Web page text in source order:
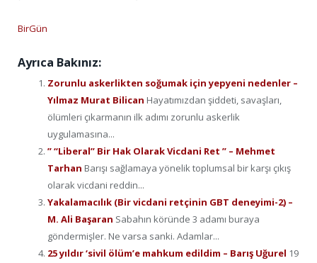
BirGün
Ayrıca Bakınız:
Zorunlu askerlikten soğumak için yepyeni nedenler –
Yılmaz Murat Bilican Hayatımızdan şiddeti, savaşları,
ölümleri çıkarmanın ilk adımı zorunlu askerlik
uygulamasına...
” “Liberal” Bir Hak Olarak Vicdani Ret ” – Mehmet
Tarhan Barışı sağlamaya yönelik toplumsal bir karşı çıkış
olarak vicdani reddin...
Yakalamacılık (Bir vicdani retçinin GBT deneyimi-2) –
M. Ali Başaran Sabahın köründe 3 adamı buraya
göndermişler. Ne varsa sanki. Adamlar...
25 yıldır ‘sivil ölüm’e mahkum edildim – Barış Uğurel 19